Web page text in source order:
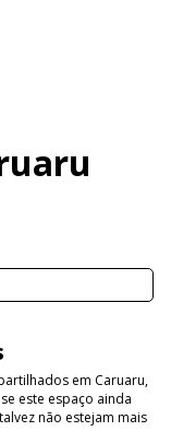
em Caruaru,
este espaço ainda
não estejam mais